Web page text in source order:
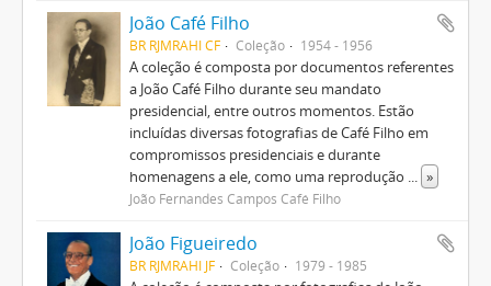
João Café Filho
BR RJMRAHI CF Coleção 1954 - 1956
A coleção é composta por documentos referentes
a João Café Filho durante seu mandato
presidencial, entre outros momentos. Estão
incluídas diversas fotografias de Café Filho em
compromissos presidenciais e durante
homenagens a ele, como uma reprodução ... »
João Fernandes Campos Café Filho
João Figueiredo
BR RJMRAHI JF Coleção 1979 - 1985